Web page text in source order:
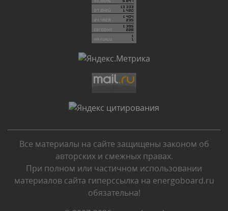
Комментарий проверяется
Текст комментария будет виден после проверки
администратором.
Текст комментария будет виден после проверки
администратором.
Комментарий проверяется
Текст комментария будет виден после проверки
администратором.
Вчера, в 16:20
Все материалы на сайте защищены законом об
авторских и смежных правах.
При полном или частичном использовании
материалов сайта гиперссылка на energoboard.ru
обязательна!